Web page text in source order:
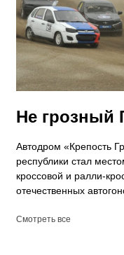
Не грозный
Автодром «Крепость
республики стал
кроссовой и ралли-
отечественных
Смотреть все